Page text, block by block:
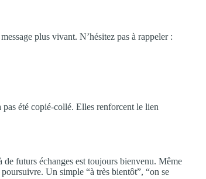
plus vivant. N’hésitez pas à rappeler :
pas été copié-collé. Elles renforcent le lien
de futurs échanges est toujours bienvenu. Même
Un simple “à très bientôt”, “on se